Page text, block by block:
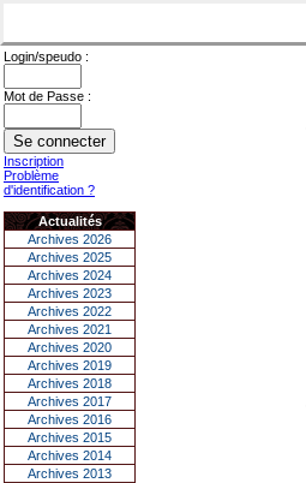
Login/speudo :
Mot de Passe :
Inscription
Problème
d'identification ?
Actualités
Archives 2026
Archives 2025
Archives 2024
Archives 2023
Archives 2022
Archives 2021
Archives 2020
Archives 2019
Archives 2018
Archives 2017
Archives 2016
Archives 2015
Archives 2014
Archives 2013